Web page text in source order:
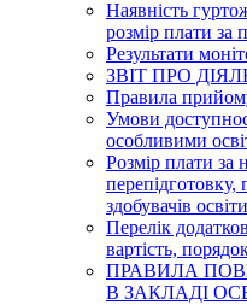
Наявність
розмір плати за
Результати
ЗВІТ ПРО
Правила
Умови
особливими
Розмір плати за
перепідготовку,
здобувачів освіти
Перелік
вартість,
ПРАВИЛА
В ЗАКЛАДІ